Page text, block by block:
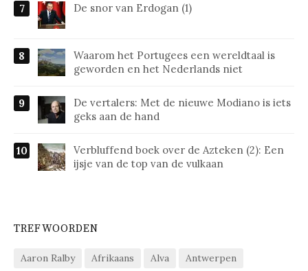
De snor van Erdogan (1)
Waarom het Portugees een wereldtaal is
geworden en het Nederlands niet
De vertalers: Met de nieuwe Modiano is iets
geks aan de hand
Verbluffend boek over de Azteken (2): Een
ijsje van de top van de vulkaan
TREFWOORDEN
Aaron Ralby Afrikaans Alva
Antwerpen